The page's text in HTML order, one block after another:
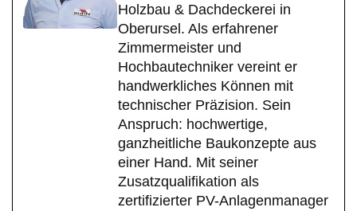
Holzbau & Dachdeckerei in
Oberursel. Als erfahrener
Zimmermeister und
Hochbautechniker vereint er
handwerkliches Können mit
technischer Präzision. Sein
Anspruch: hochwertige,
ganzheitliche Baukonzepte aus
einer Hand. Mit seiner
Zusatzqualifikation als
zertifizierter PV-Anlagenmanager